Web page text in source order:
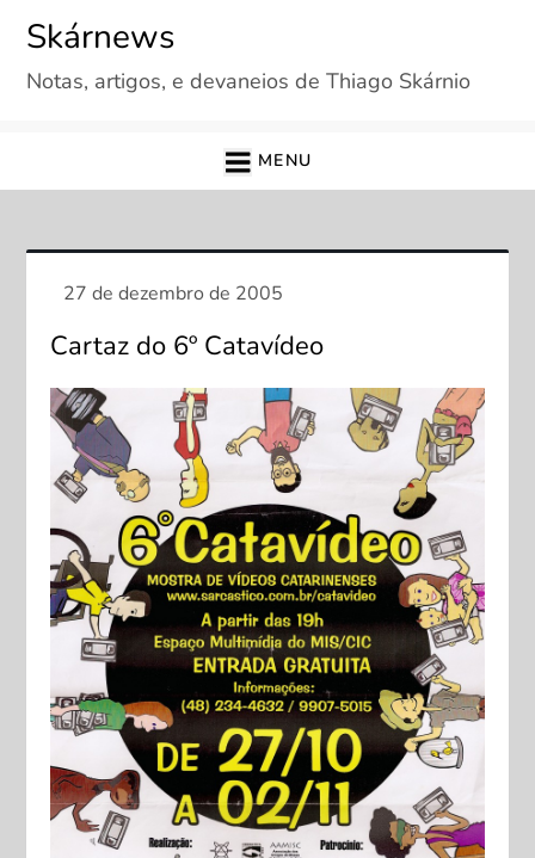
content
Skárnews
Notas, artigos, e devaneios de Thiago Skárnio
MENU
Cartaz do 6º Catavídeo